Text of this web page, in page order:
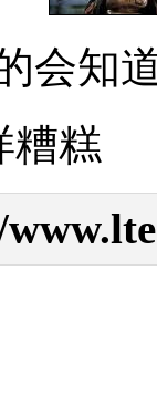
知道
糕